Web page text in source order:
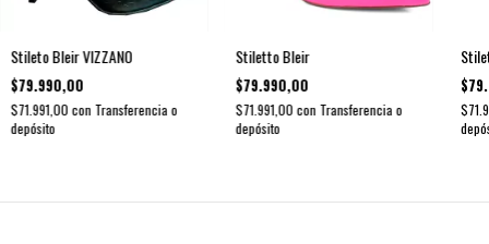
Stileto Bleir VIZZANO
$79.990,00
$71.991,00 con Transferencia o
depósito
Stiletto Bleir
$79.990,00
$71.991,00 con Transferencia o
depósito